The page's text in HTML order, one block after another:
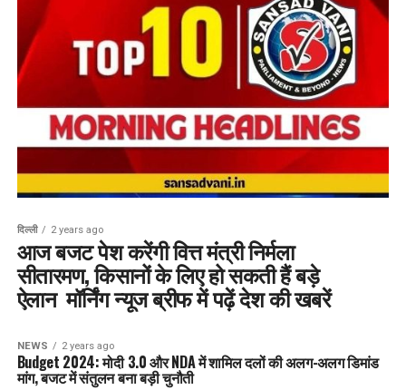
दिल्ली 2 years ago
आज बजट पेश करेंगी वित्त मंत्री निर्मला
सीतारमण, किसानों के लिए हो सकती हैं बड़े
ऐलान मॉर्निंग न्यूज ब्रीफ में पढ़ें देश की खबरें
NEWS 2 years ago
Budget 2024: मोदी 3.0 और NDA में शामिल दलों की अलग-अलग डिमांड
मांग, बजट में संतुलन बना बड़ी चुनौती